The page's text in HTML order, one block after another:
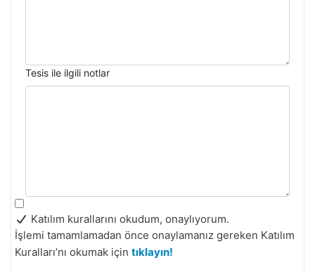
Tesis ile ilgili notlar
Katılım kurallarını okudum, onaylıyorum.
İşlemi tamamlamadan önce onaylamanız gereken Katılım
Kuralları’nı okumak için tıklayın!